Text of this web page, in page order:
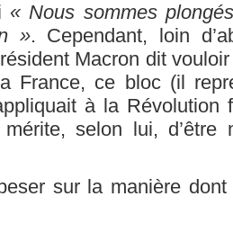
« Nous sommes
». Cependant, loin
Macron dit
France, ce bloc (il
à la Révolution
mérite, selon lui,
sur la manière